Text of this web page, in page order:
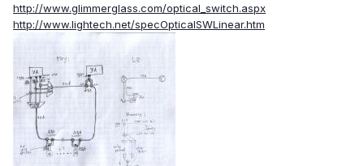
http://www.glimmerglass.com/optical_switch.aspx
http://www.lightech.net/specOpticalSWLinear.htm